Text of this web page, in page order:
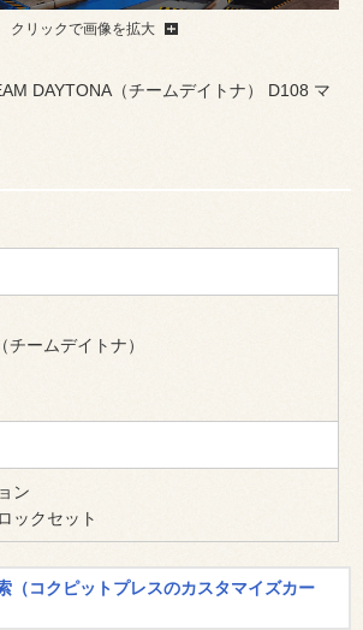
クリックで画像を拡大
DAYTONA（チームデイトナ） D108 マ
ームデイトナ）
ン
ックセット
（コクピットプレスのカスタマイズカー